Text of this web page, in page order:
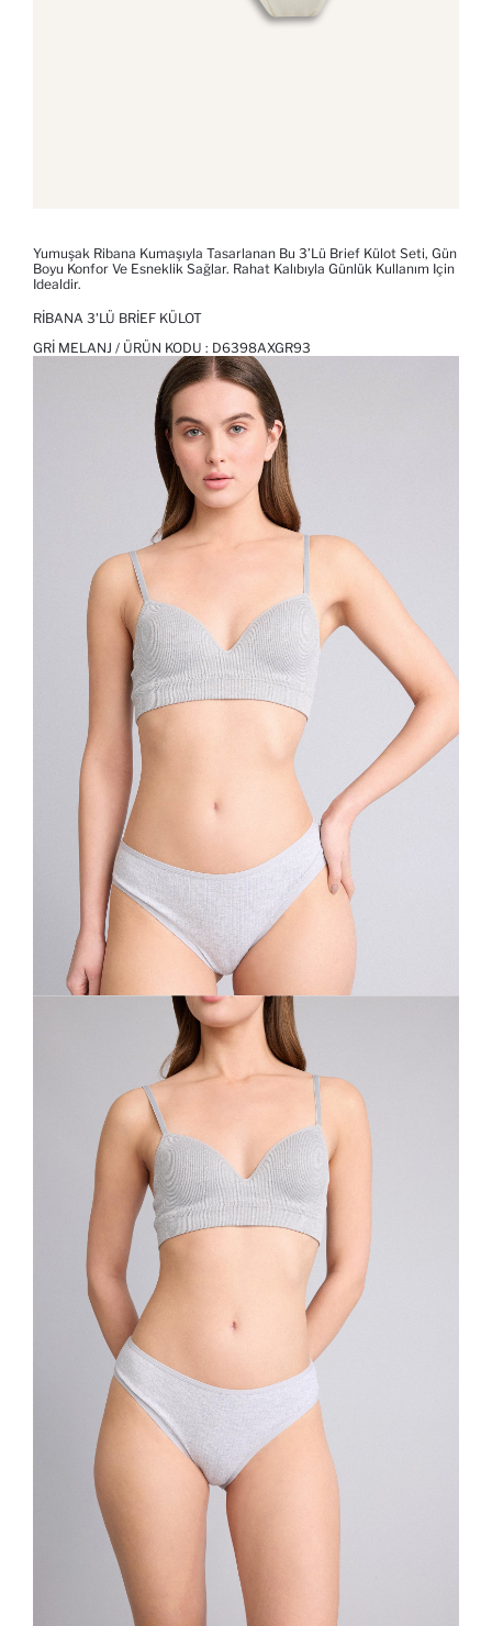
Yumuşak Ribana Kumaşıyla Tasarlanan Bu 3’lü Brief Külot Seti, Gün
Boyu Konfor Ve Esneklik Sağlar. Rahat Kalıbıyla Günlük Kullanım Için
Idealdir.
RIBANA 3'LÜ BRIEF KÜLOT
GRI MELANJ / ÜRÜN KODU : D6398AXGR93